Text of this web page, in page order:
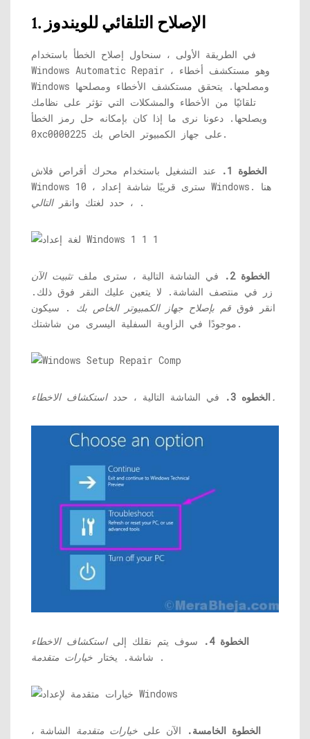
1. الإصلاح التلقائي للويندوز
في الطريقة الأولى ، سنحاول إصلاح الخطأ باستخدام
Windows Automatic Repair ، وهو مستكشف أخطاء
Windows ومصلحها. يتحقق مستكشف الأخطاء ومصلحها
تلقائيًا من الأخطاء والمشكلات التي تؤثر على نظامك
ويصلحها. دعونا نرى ما إذا كان بإمكانه حل رمز الخطأ
0xc0000225 على جهاز الكمبيوتر الخاص بك.
الخطوة 1.
عند التشغيل باستخدام محرك أقراص فلاش
Windows 10 ، سترى قريبًا شاشة إعداد Windows. هنا
، حدد لغتك وانقرالتالي .
الخطوة 2. في الشاشة التالية ، سترى ملفتثبيت الآن
زر في منتصف الشاشة. لا يتعين عليك النقر فوق ذلك.
انقر فوق قم بإصلاح جهاز الكمبيوتر الخاص بك . سيكون
موجودًا في الزاوية السفلية اليسرى من شاشتك.
الخطوه 3. في الشاشة التالية ، حدد استكشاف الاخطاء.
الخطوة 4. سوف يتم نقلك إلىاستكشاف الاخطاء
شاشة. يختار خيارات متقدمة .
الخطوة الخامسة. الآن على خيارات متقدمة الشاشة ،